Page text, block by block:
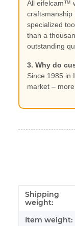
All eifelcam™
craftsmanship
specialized
than a
outstanding
3. Why do
Since 1985 in
market –
Shipping
weight:
Item weight: